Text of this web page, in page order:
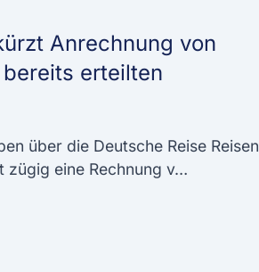
Anrechnung von
erteilten
über die Deutsche Reise Reisen
zügig eine Rechnung v…